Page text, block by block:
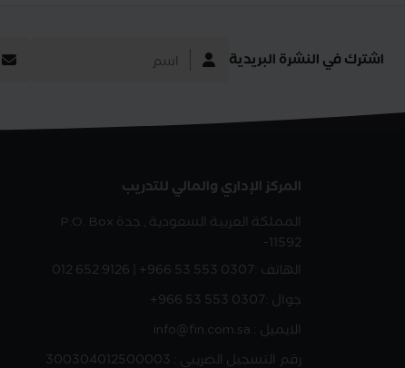
اشترك في النشرة البريدية
المركز الإداري والمالي للتدريب
المملكة العربية السعودية , جدة P.O. Box
-11592
الهاتف :012 652 9126 | +966 53 553 0307
جوال :+966 53 553 0307
الايميل : info@fin.com.sa
رقم التسجيل الضريبي : 300304012500003